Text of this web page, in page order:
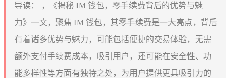
导读：
，《揭秘 IM 钱包，零手续费背后的优势与魅
力》一文，聚焦 IM 钱包，其零手续费是一大亮点，背后
有着诸多优势与魅力，可能包括便捷的交易体验，无需
额外支付手续费成本，吸引用户，还可能在安全性、功
能多样性等方面有独特之处，为用户提供更具吸引力的